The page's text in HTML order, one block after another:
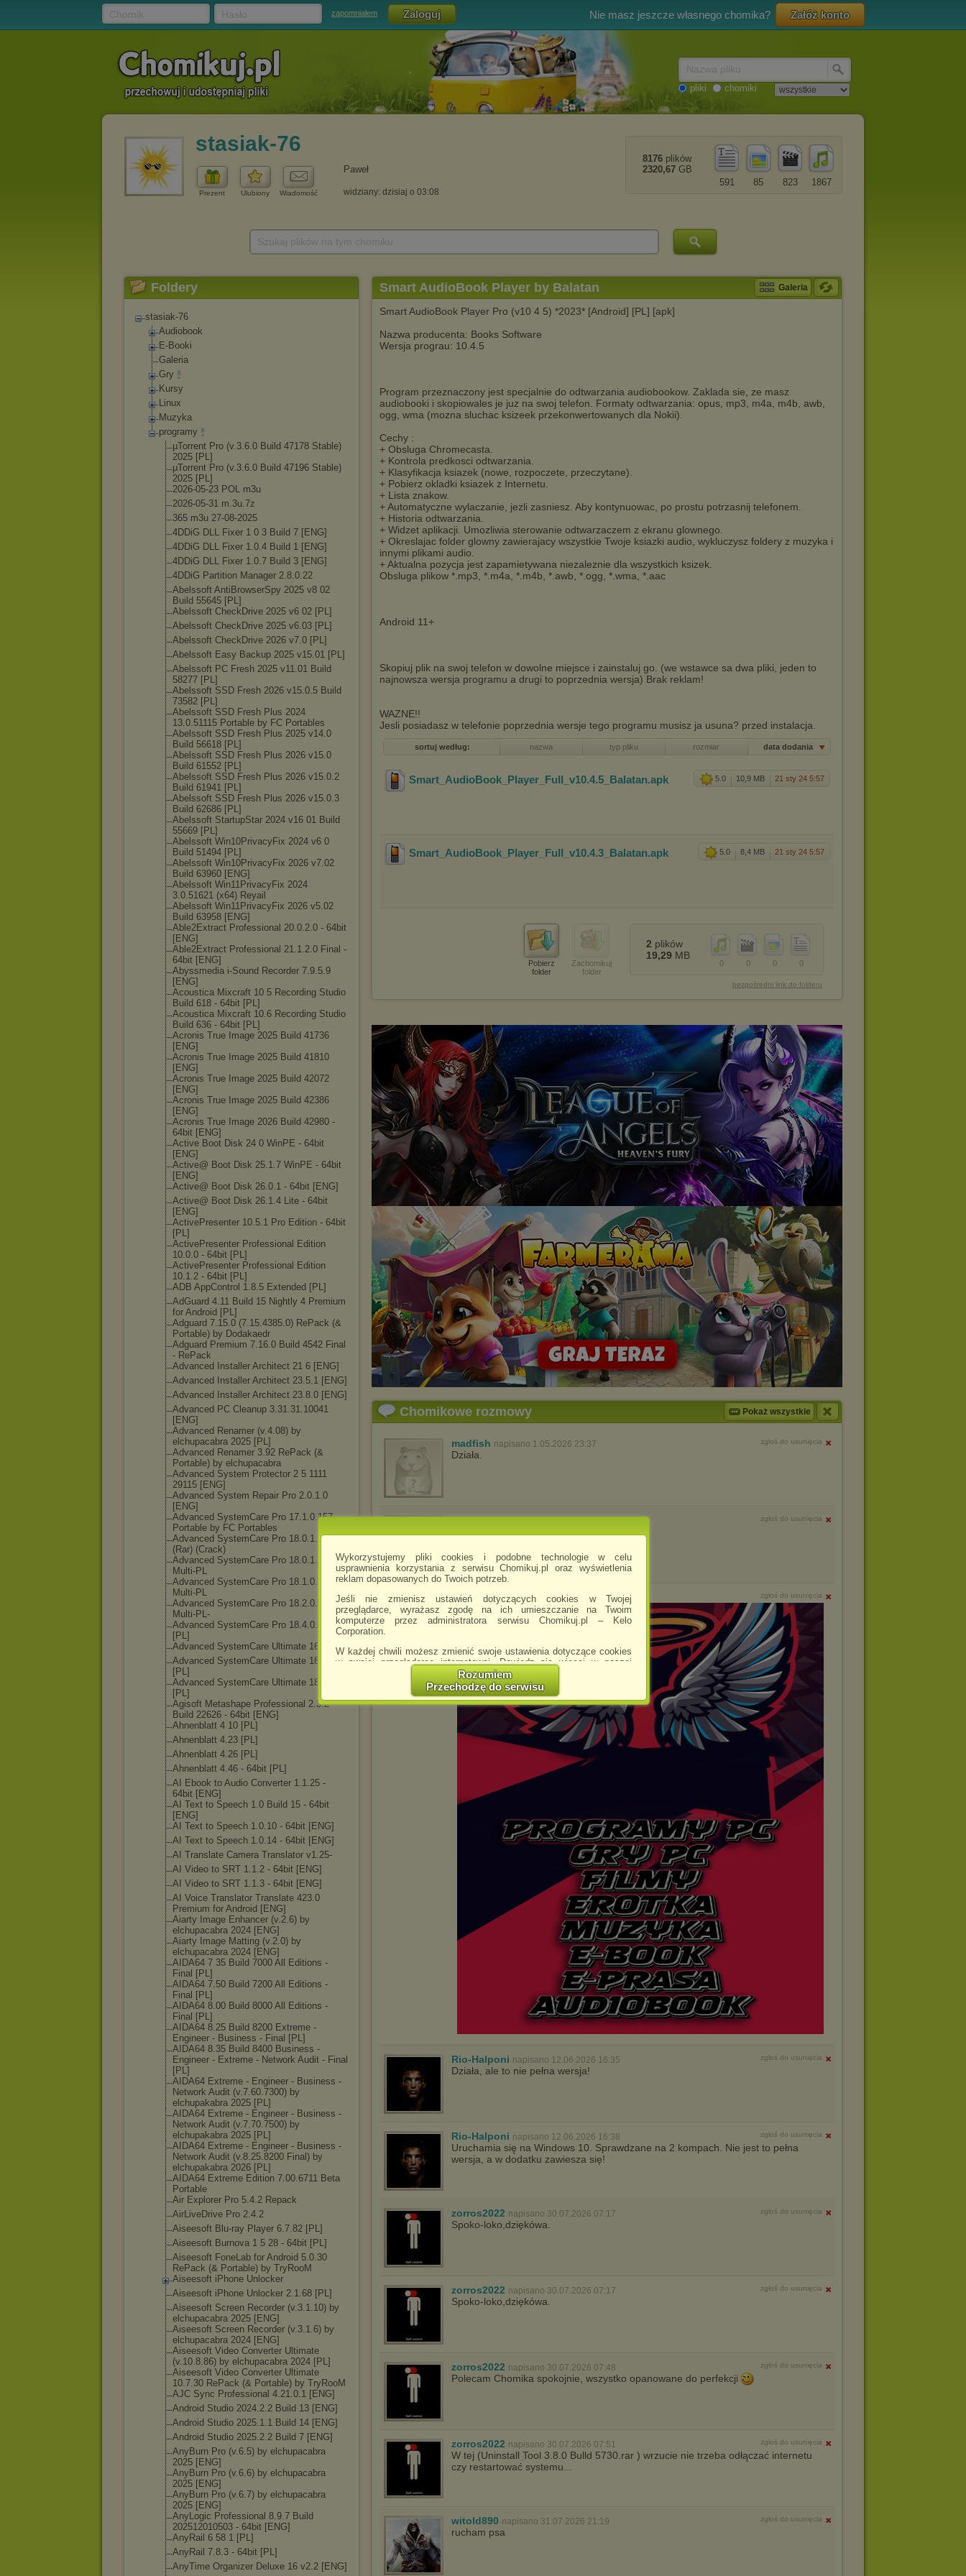
Wykorzystujemy pliki cookies i podobne technologie w celu
usprawnienia korzystania z serwisu Chomikuj.pl oraz wyświetlenia
reklam dopasowanych do Twoich potrzeb.
Jeśli nie zmienisz ustawień dotyczących cookies w Twojej
przeglądarce, wyrażasz zgodę na ich umieszczanie na Twoim
komputerze przez administratora serwisu Chomikuj.pl – Kelo
Corporation.
W każdej chwili możesz zmienić swoje ustawienia dotyczące cookies
w swojej przeglądarce internetowej. Dowiedz się więcej w naszej
http://chomikuj.pl/PolitykaPrywatnosci.aspx
Jednocześnie informujemy że zmiana ustawień przeglądarki może
spowodować ograniczenie korzystania ze strony Chomikuj.pl.
W przypadku braku twojej zgody na akceptację cookies niestety
prosimy o opuszczenie serwisu chomikuj.pl.
Zaufanych Partnerów
(dostosowanie reklam do Twoich potrzeb, analiza skuteczności działań
Wyrażenie sprzeciwu spowoduje, że wyświetlana Ci reklama nie
będzie dopasowana do Twoich preferencji, a będzie to reklama
Istnieje możliwość zmiany ustawień przeglądarki internetowej w
sposób uniemożliwiający przechowywanie plików cookies na
urządzeniu końcowym. Można również usunąć pliki cookies,
dokonując odpowiednich zmian w ustawieniach przeglądarki
Pełną informację na ten temat znajdziesz pod adresem
http://chomikuj.pl/PolitykaPrywatnosci.aspx
Rozumiem
Przechodzę do serwisu
zapomniałem Nie masz jeszcze własnego chomika? Załóż konto
pliki chomiki
stasiak-76
Prezent Ulubiony Wiadomość
Paweł
widziany: dzisiaj o 03:08
1867
823
85
591
8176 plików
2320,67 GB
Foldery
stasiak-76
Audiobook
E-Booki
Galeria
Gry
Kursy
Linux
Muzyka
programy
µTorrent Pro (v.3.6.0 Build 47178 Stable)
2025 [PL]
µTorrent Pro (v.3.6.0 Build 47196 Stable)
2025 [PL]
2026-05-23 POL m3u
2026-05-31 m.3u.7z
365 m3u 27-08-2025
4DDiG DLL Fixer 1 0 3 Build 7 [ENG]
4DDiG DLL Fixer 1.0.4 Build 1 [ENG]
4DDiG DLL Fixer 1.0.7 Build 3 [ENG]
4DDiG Partition Manager 2.8.0.22
Abelssoft AntiBrowserSpy 2025 v8 02
Build 55645 [PL]
Abelssoft CheckDrive 2025 v6 02 [PL]
Abelssoft CheckDrive 2025 v6.03 [PL]
Abelssoft CheckDrive 2026 v7.0 [PL]
Abelssoft Easy Backup 2025 v15.01 [PL]
Abelssoft PC Fresh 2025 v11.01 Build
58277 [PL]
Abelssoft SSD Fresh 2026 v15.0.5 Build
73582 [PL]
Abelssoft SSD Fresh Plus 2024
13.0.51115 Portable by FC Portables
Abelssoft SSD Fresh Plus 2025 v14.0
Build 56618 [PL]
Abelssoft SSD Fresh Plus 2026 v15.0
Build 61552 [PL]
Abelssoft SSD Fresh Plus 2026 v15.0.2
Build 61941 [PL]
Abelssoft SSD Fresh Plus 2026 v15.0.3
Build 62686 [PL]
Abelssoft StartupStar 2024 v16 01 Build
55669 [PL]
Abelssoft Win10PrivacyFix 2024 v6 0
Build 51494 [PL]
Abelssoft Win10PrivacyFix 2026 v7.02
Build 63960 [ENG]
Abelssoft Win11PrivacyFix 2024
3.0.51621 (x64) Reyail
Abelssoft Win11PrivacyFix 2026 v5.02
Build 63958 [ENG]
Able2Extract Professional 20.0.2.0 - 64bit
[ENG]
Able2Extract Professional 21.1.2.0 Final -
64bit [ENG]
Abyssmedia i-Sound Recorder 7.9.5.9
[ENG]
Acoustica Mixcraft 10 5 Recording Studio
Build 618 - 64bit [PL]
Acoustica Mixcraft 10.6 Recording Studio
Build 636 - 64bit [PL]
Acronis True Image 2025 Build 41736
[ENG]
Acronis True Image 2025 Build 41810
[ENG]
Acronis True Image 2025 Build 42072
[ENG]
Acronis True Image 2025 Build 42386
[ENG]
Acronis True Image 2026 Build 42980 -
64bit [ENG]
Active Boot Disk 24 0 WinPE - 64bit
[ENG]
Active@ Boot Disk 25.1.7 WinPE - 64bit
[ENG]
Active@ Boot Disk 26.0.1 - 64bit [ENG]
Active@ Boot Disk 26.1.4 Lite - 64bit
[ENG]
ActivePresenter 10.5.1 Pro Edition - 64bit
[PL]
ActivePresenter Professional Edition
10.0.0 - 64bit [PL]
ActivePresenter Professional Edition
10.1.2 - 64bit [PL]
ADB AppControl 1.8.5 Extended [PL]
AdGuard 4.11 Build 15 Nightly 4 Premium
for Android [PL]
Adguard 7.15.0 (7.15.4385.0) RePack (&
Portable) by Dodakaedr
Adguard Premium 7.16.0 Build 4542 Final
- RePack
Advanced Installer Architect 21 6 [ENG]
Advanced Installer Architect 23.5.1 [ENG]
Advanced Installer Architect 23.8.0 [ENG]
Advanced PC Cleanup 3.31.31.10041
[ENG]
Advanced Renamer (v.4.08) by
elchupacabra 2025 [PL]
Advanced Renamer 3.92 RePack (&
Portable) by elchupacabra
Advanced System Protector 2 5 1111
29115 [ENG]
Advanced System Repair Pro 2.0.1.0
[ENG]
Advanced SystemCare Pro 17.1.0.157
Portable by FC Portables
Advanced SystemCare Pro 18.0.1.158
(Rar) (Crack)
Advanced SystemCare Pro 18.0.1.175
Multi-PL
Advanced SystemCare Pro 18.1.0.201
Multi-PL
Advanced SystemCare Pro 18.2.0.222
Multi-PL-
Advanced SystemCare Pro 18.4.0.247
[PL]
Advanced SystemCare Ultimate 16.6.0.99
Advanced SystemCare Ultimate 18.0.0.85
[PL]
Advanced SystemCare Ultimate 18.1.0.87
[PL]
Agisoft Metashape Professional 2.3.2
Build 22626 - 64bit [ENG]
Ahnenblatt 4 10 [PL]
Ahnenblatt 4.23 [PL]
Ahnenblatt 4.26 [PL]
Ahnenblatt 4.46 - 64bit [PL]
AI Ebook to Audio Converter 1.1.25 -
64bit [ENG]
AI Text to Speech 1.0 Build 15 - 64bit
[ENG]
AI Text to Speech 1.0.10 - 64bit [ENG]
AI Text to Speech 1.0.14 - 64bit [ENG]
AI Translate Camera Translator v1.25-
AI Video to SRT 1.1.2 - 64bit [ENG]
AI Video to SRT 1.1.3 - 64bit [ENG]
AI Voice Translator Translate 423.0
Premium for Android [ENG]
Aiarty Image Enhancer (v.2.6) by
elchupacabra 2024 [ENG]
Aiarty Image Matting (v.2.0) by
elchupacabra 2024 [ENG]
AIDA64 7 35 Build 7000 All Editions -
Final [PL]
AIDA64 7.50 Build 7200 All Editions -
Final [PL]
AIDA64 8.00 Build 8000 All Editions -
Final [PL]
AIDA64 8.25 Build 8200 Extreme -
Engineer - Business - Final [PL]
AIDA64 8.35 Build 8400 Business -
Engineer - Extreme - Network Audit - Final
[PL]
AIDA64 Extreme - Engineer - Business -
Network Audit (v.7.60.7300) by
elchupakabra 2025 [PL]
AIDA64 Extreme - Engineer - Business -
Network Audit (v.7.70.7500) by
elchupakabra 2025 [PL]
AIDA64 Extreme - Engineer - Business -
Network Audit (v.8.25.8200 Final) by
elchupakabra 2026 [PL]
AIDA64 Extreme Edition 7.00.6711 Beta
Portable
Air Explorer Pro 5.4.2 Repack
AirLiveDrive Pro 2.4.2
Aiseesoft Blu-ray Player 6.7.82 [PL]
Aiseesoft Burnova 1 5 28 - 64bit [PL]
Aiseesoft FoneLab for Android 5.0.30
RePack (& Portable) by TryRooM
Aiseesoft iPhone Unlocker
Aiseesoft iPhone Unlocker 2.1.68 [PL]
Aiseesoft Screen Recorder (v.3.1.10) by
elchupacabra 2025 [ENG]
Aiseesoft Screen Recorder (v.3.1.6) by
elchupacabra 2024 [ENG]
Aiseesoft Video Converter Ultimate
(v.10.8.86) by elchupacabra 2024 [PL]
Aiseesoft Video Converter Ultimate
10.7.30 RePack (& Portable) by TryRooM
AJC Sync Professional 4.21.0.1 [ENG]
Android Studio 2024.2.2 Build 13 [ENG]
Android Studio 2025.1.1 Build 14 [ENG]
Android Studio 2025.2.2 Build 7 [ENG]
AnyBurn Pro (v.6.5) by elchupacabra
2025 [ENG]
AnyBurn Pro (v.6.6) by elchupacabra
2025 [ENG]
AnyBurn Pro (v.6.7) by elchupacabra
2025 [ENG]
AnyLogic Professional 8.9.7 Build
202512010503 - 64bit [ENG]
AnyRail 6 58 1 [PL]
AnyRail 7.8.3 - 64bit [PL]
AnyTime Organizer Deluxe 16 v2.2 [ENG]
Smart AudioBook Player by Balatan Galeria
Smart AudioBook Player Pro (v10 4 5) *2023* [Android] [PL] [apk]
Nazwa producenta: Books Software
Wersja prograu: 10.4.5
Program przeznaczony jest specjalnie do odtwarzania audiobookow. Zaklada sie, ze masz
audiobooki i skopiowales je juz na swoj telefon. Formaty odtwarzania: opus, mp3, m4a, m4b, awb,
ogg, wma (mozna sluchac ksizeek przekonwertowanych dla Nokii).
Cechy :
+ Obsluga Chromecasta.
+ Kontrola predkosci odtwarzania.
+ Klasyfikacja ksiazek (nowe, rozpoczete, przeczytane).
+ Pobierz okladki ksiazek z Internetu.
+ Lista znakow.
+ Automatyczne wylaczanie, jezli zasniesz. Aby kontynuowac, po prostu potrzasnij telefonem.
+ Historia odtwarzania.
+ Widzet aplikacji. Umozliwia sterowanie odtwarzaczem z ekranu glownego.
+ Okreslajac folder glowny zawierajacy wszystkie Twoje ksiazki audio, wykluczysz foldery z muzyka i
innymi plikami audio.
+ Aktualna pozycja jest zapamietywana niezaleznie dla wszystkich ksizek.
Obsluga plikow *.mp3, *.m4a, *.m4b, *.awb, *.ogg, *.wma, *.aac
Android 11+
Skopiuj plik na swoj telefon w dowolne miejsce i zainstaluj go. (we wstawce sa dwa pliki, jeden to
najnowsza wersja programu a drugi to poprzednia wersja) Brak reklam!
WAZNE!!
Jesli posiadasz w telefonie poprzednia wersje tego programu musisz ja usuna? przed instalacja.
sortuj według: nazwa typ pliku rozmiar data dodania
5.0 10,9 MB 21 sty 24 5:57
Smart_AudioBook_Player_Full_v10.4.5_Balatan.apk
5.0 8,4 MB 21 sty 24 5:57
Smart_AudioBook_Player_Full_v10.4.3_Balatan.apk
Pobierz
folder
Zachomikuj
folder
0
0
0
0
2 plików
19,29 MB
bezpośredni link do folderu
Chomikowe rozmowy Pokaż wszystkie
madfish napisano 1.05.2026 23:37 zgłoś do usunięcia
Działa.
ice99_men zgłoś do usunięcia
AM_AM napisano 8.06.2026 22:12 zgłoś do usunięcia
Rio-Halponi napisano 12.06.2026 16:35 zgłoś do usunięcia
Działa, ale to nie pełna wersja!
Rio-Halponi napisano 12.06.2026 16:38 zgłoś do usunięcia
Uruchamia się na Windows 10. Sprawdzane na 2 kompach. Nie jest to pełna
wersja, a w dodatku zawiesza się!
zorros2022 napisano 30.07.2026 07:17 zgłoś do usunięcia
Spoko-loko,dziękówa.
zorros2022 napisano 30.07.2026 07:17 zgłoś do usunięcia
Spoko-loko,dziękówa.
zorros2022 napisano 30.07.2026 07:48 zgłoś do usunięcia
Polecam Chomika spokojnie, wszystko opanowane do perfekcji
zorros2022 napisano 30.07.2026 07:51 zgłoś do usunięcia
W tej (Uninstall Tool 3.8.0 Bulld 5730.rar ) wrzucie nie trzeba odłączać internetu
czy restartować systemu...
witold890 napisano 31.07.2026 21:19 zgłoś do usunięcia
rucham psa